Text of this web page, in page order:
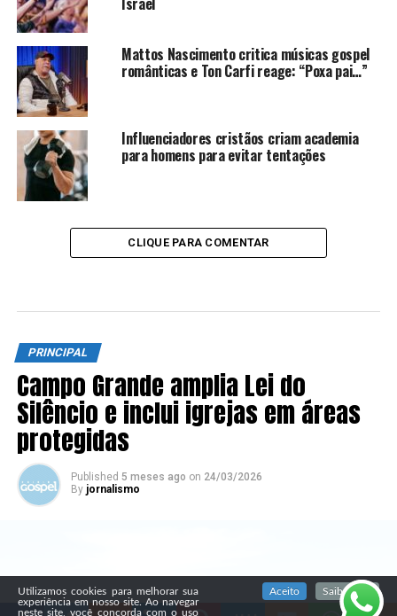
Mattos Nascimento critica músicas gospel
românticas e Ton Carfi reage: “Poxa pai…”
Influenciadores cristãos criam academia
para homens para evitar tentações
CLIQUE PARA COMENTAR
PRINCIPAL
Campo Grande amplia Lei do
Silêncio e inclui igrejas em áreas
protegidas
Published 5 meses ago on 24/03/2026
By jornalismo
Utilizamos cookies para melhorar sua
experiência em nosso site. Ao navegar
neste site, você concorda com o uso
Aceito Saiba mais